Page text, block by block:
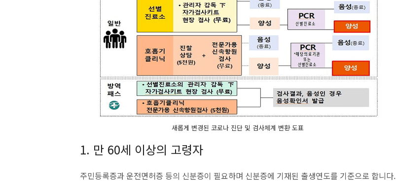
새롭게 변경된 코로나 진단 및 검사체계 변환 도표
1. 만 60세 이상의 고령자
주민등록증과 운전면허증 등의 신분증이 필요하며 신분증에 기재된 출생연도를 기준으로 합니다.